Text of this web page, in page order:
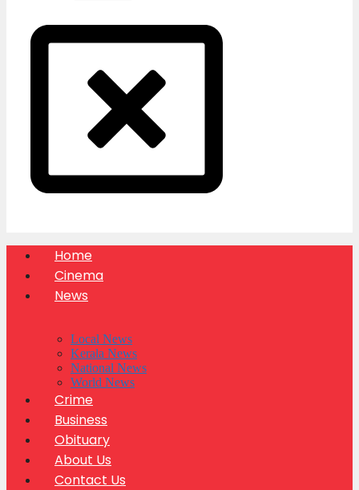
Home
Cinema
News
Local News
Kerala News
National News
World News
Crime
Business
Obituary
About Us
Contact Us